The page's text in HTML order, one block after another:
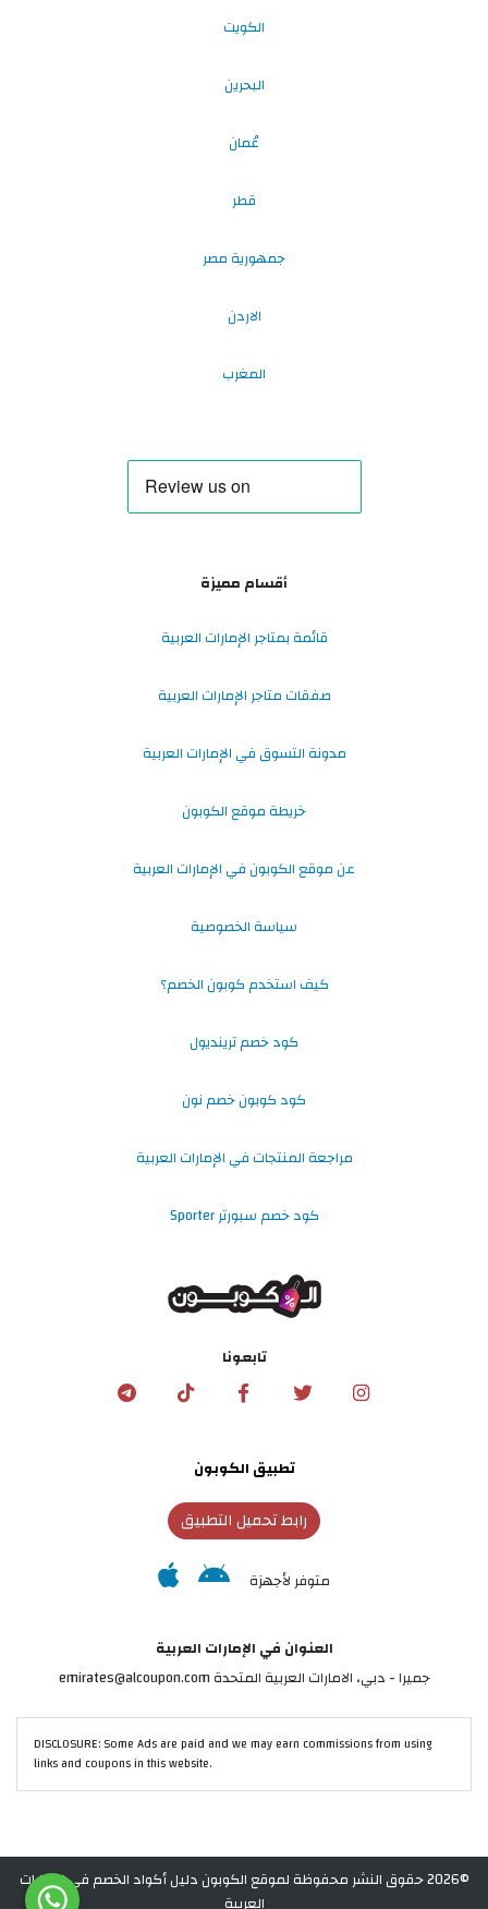
الكويت
البحرين
عُمان
قطر
جمهورية مصر
الاردن
المغرب
أقسام مميزة
قائمة بمتاجر الإمارات العربية
صفقات متاجر الإمارات العربية
مدونة التسوق في الإمارات العربية
خريطة موقع الكوبون
عن موقع الكوبون في الإمارات العربية
سياسة الخصوصية
كيف استخدم كوبون الخصم؟
كود خصم ترينديول
كود كوبون خصم نون
مراجعة المنتجات في الإمارات العربية
كود خصم سبورتر Sporter
تابعونا
تطبيق الكوبون
رابط تحميل التطبيق
متوفر لأجهزة
العنوان في الإمارات العربية
جميرا - دبي، الامارات العربية المتحدة emirates@alcoupon.com
DISCLOSURE: Some Ads are paid and we may earn commissions from using
links and coupons in this website.
©2026 حقوق النشر محفوظة لموقع الكوبون دليل أكواد الخصم في الإمارات
العربية